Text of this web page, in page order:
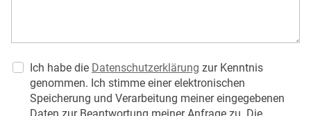
Ich habe die Datenschutzerklärung zur Kenntnis
genommen. Ich stimme einer elektronischen
Speicherung und Verarbeitung meiner eingegebenen